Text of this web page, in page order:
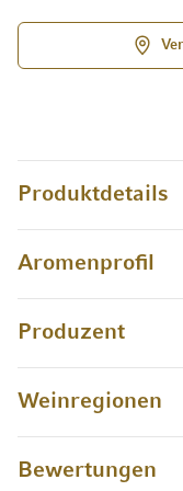
Produktdetails
Aromenprofil
Produzent
Weinregionen
Bewertungen